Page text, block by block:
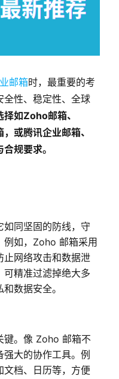
邮箱时，最重要的考
全性、稳定性、全球
择如Zoho邮箱、
或腾讯企业邮箱、
规要求。
同坚固的防线，守
例如，Zoho 邮箱采用
止网络攻击和数据泄
可精准过滤掉绝大多
数据安全。
键。像 Zoho 邮箱不
大的协作工具。例
文档、日历等，方便